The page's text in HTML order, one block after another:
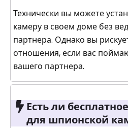
Технически вы можете
камеру в своем доме без
партнера. Однако вы
отношения, если вас
вашего партнера.
Есть ли
для шпионской